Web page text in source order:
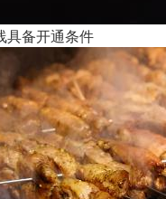
具备开通条件